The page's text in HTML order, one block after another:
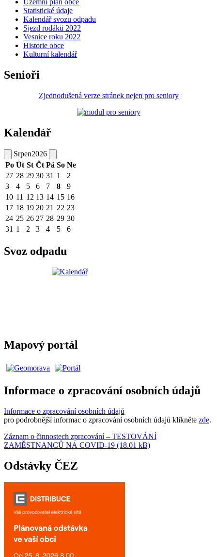
Územní plán obce
Statistické údaje
Kalendář svozu odpadu
Sjezd rodáků 2022
Vesnice roku 2022
Historie obce
Kulturní kalendář
Senioři
Zjednodušená verze stránek nejen pro seniory
Kalendář
Srpen2026
Po Út St Čt Pá So Ne
27 28 29 30 31 1
2
3
4 5 6 7 8
9
10 11 12 13 14 15 16
17 18 19 20 21 22 23
24 25 26 27 28 29 30
31 1 2 3 4 5 6
Svoz odpadu
Mapový portál
Informace o zpracování osobních údajů
Informace o zpracování osobních údajů
pro podrobnější informac o zpracování osobních údajů klikněte zde.
Záznam o činnostech zpracování – TESTOVÁNÍ
ZAMĚSTNANCŮ NA COVID-19 (18.01 kB)
Odstávky ČEZ